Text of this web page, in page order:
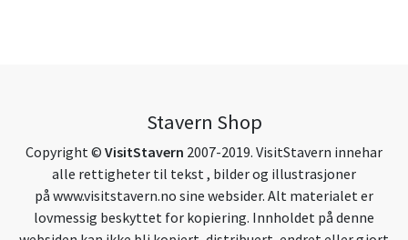
Stavern Shop
Copyright © VisitStavern 2007-2019. VisitStavern innehar
alle rettigheter til tekst , bilder og illustrasjoner
på www.visitstavern.no sine websider. Alt materialet er
lovmessig beskyttet for kopiering. Innholdet på denne